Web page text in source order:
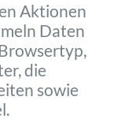
Aktionen
Daten
die
sowie